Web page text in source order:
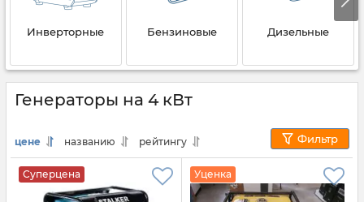
Инверторные Бензиновые Дизельные
Генераторы на 4 кВт
цене названию рейтингу Фильтр
Суперцена Уценка